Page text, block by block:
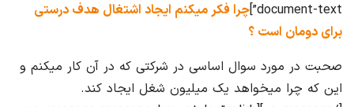
document-text”] چرا فکر میکنم ایجاد اشتغال هدف درستی
برای دومان است ؟
صحبت در مورد سوال اساسی در شرکتی که در آن کار میکنم و
این که چرا میخواهد یک میلیون شغل ایجاد کند.